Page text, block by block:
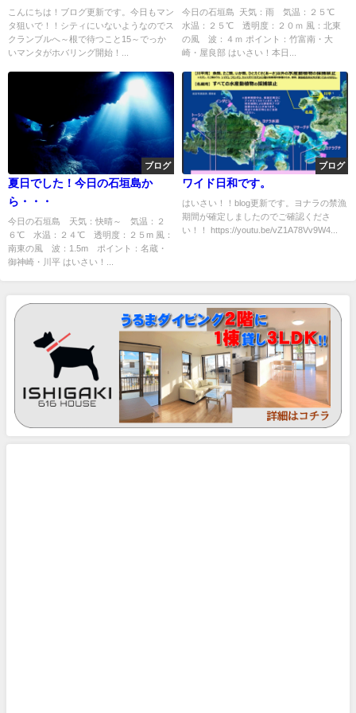
こんにちは！ブログ更新です。今日もマン
タ狙いで！！シティにいないようなのでス
クランブルへ～根で待つこと15～でっか
いマンタがホバリング開始！...
今日の石垣島 天気：雨 気温：２５℃
水温：２５℃ 透明度：２０ｍ 風：北東
の風 波：４ｍ ポイント：竹富南・大
崎・屋良部 はいさい！本日...
ブログ
夏日でした！今日の石垣島か
ら・・・
今日の石垣島 天気：快晴～ 気温：２
６℃ 水温：２４℃ 透明度：２５m 風：
南東の風 波：1.5m ポイント：名蔵・
御神崎・川平 はいさい！...
ブログ
ワイド日和です。
はいさい！！blog更新です。ヨナラの禁漁
期間が確定しましたのでご確認くださ
い！！ https://youtu.be/vZ1A78Vv9W4...